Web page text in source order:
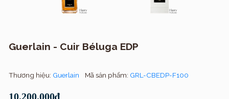
Guerlain - Cuir Béluga EDP
Thương hiệu: Guerlain Mã sản phẩm: GRL-CBEDP-F100
10.200.000₫